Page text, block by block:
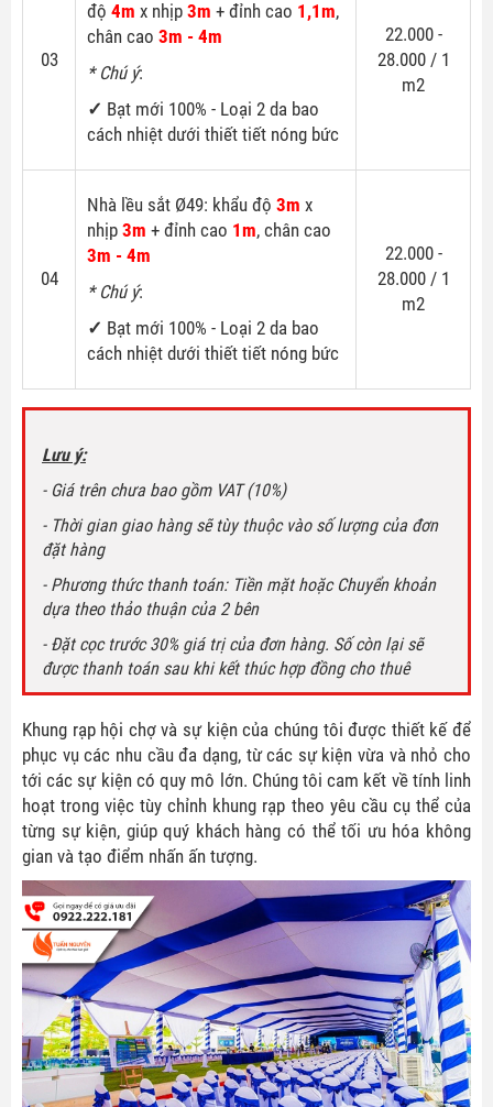
03
độ 4m x nhịp 3m + đỉnh cao 1,1m,
chân cao 3m - 4m
* Chú ý:
✓ Bạt mới 100% - Loại 2 da bao
cách nhiệt dưới thiết tiết nóng bức
22.000 -
28.000 / 1
m2
04
Nhà lều sắt Ø49: khẩu độ 3m x
nhịp 3m + đỉnh cao 1m, chân cao
3m - 4m
* Chú ý:
✓ Bạt mới 100% - Loại 2 da bao
cách nhiệt dưới thiết tiết nóng bức
22.000 -
28.000 / 1
m2
Lưu ý:
- Giá trên chưa bao gồm VAT (10%)
- Thời gian giao hàng sẽ tùy thuộc vào số lượng của đơn
đặt hàng
- Phương thức thanh toán: Tiền mặt hoặc Chuyển khoản
dựa theo thảo thuận của 2 bên
- Đặt cọc trước 30% giá trị của đơn hàng. Số còn lại sẽ
được thanh toán sau khi kết thúc hợp đồng cho thuê
Khung rạp hội chợ và sự kiện của chúng tôi được thiết kế để
phục vụ các nhu cầu đa dạng, từ các sự kiện vừa và nhỏ cho
tới các sự kiện có quy mô lớn. Chúng tôi cam kết về tính linh
hoạt trong việc tùy chỉnh khung rạp theo yêu cầu cụ thể của
từng sự kiện, giúp quý khách hàng có thể tối ưu hóa không
gian và tạo điểm nhấn ấn tượng.